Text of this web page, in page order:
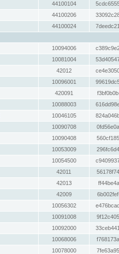
44100104
44100206
44100024
10094006
10081004
42012
10096001
420091
10088003
10046105
10090708
10090408
10053009
10054500
42011
42013
42009
10056302
10091008
10092000
10068006
10078000